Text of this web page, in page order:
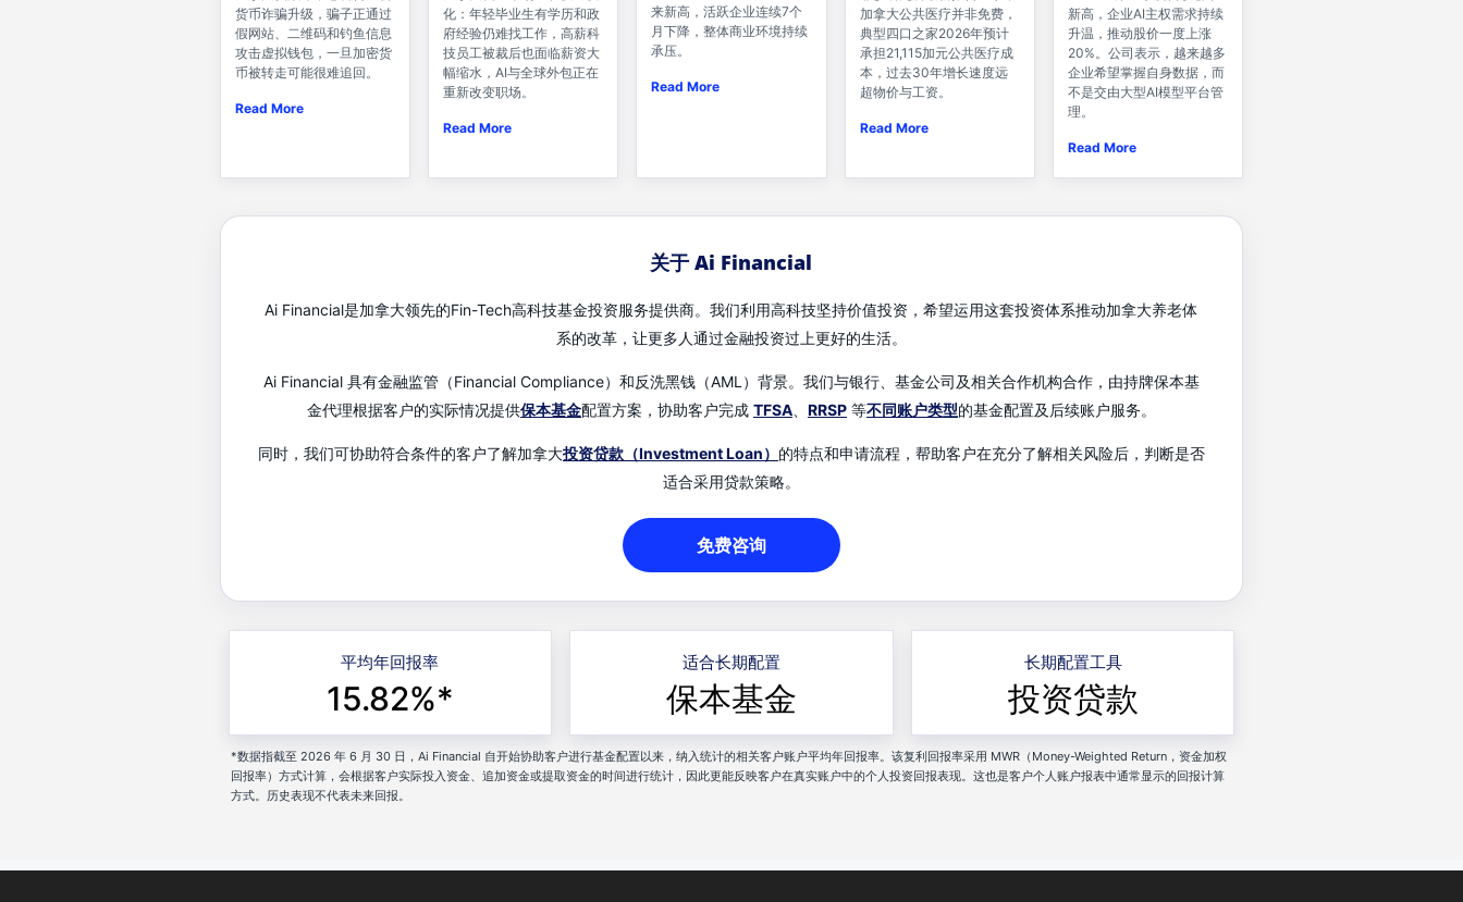
货币诈骗升级，骗子正通过
假网站、二维码和钓鱼信息
攻击虚拟钱包，一旦加密货
币被转走可能很难追回。
Read More
化：年轻毕业生有学历和政
府经验仍难找工作，高薪科
技员工被裁后也面临薪资大
幅缩水，AI与全球外包正在
重新改变职场。
Read More
来新高，活跃企业连续7个
月下降，整体商业环境持续
承压。
Read More
加拿大公共医疗并非免费，
典型四口之家2026年预计
承担21,115加元公共医疗成
本，过去30年增长速度远
超物价与工资。
Read More
新高，企业AI主权需求持续
升温，推动股价一度上涨
20%。公司表示，越来越多
企业希望掌握自身数据，而
不是交由大型AI模型平台管
理。
Read More
关于 Ai Financial
Ai Financial是加拿大领先的Fin-Tech高科技基金投资服务提供商。我们利用高科技坚持价值投资，希望运用这套投资体系推动加拿大养老体
系的改革，让更多人通过金融投资过上更好的生活。
Ai Financial 具有金融监管（Financial Compliance）和反洗黑钱（AML）背景。我们与银行、基金公司及相关合作机构合作，由持牌保本基
金代理根据客户的实际情况提供保本基金配置方案，协助客户完成 TFSA、 RRSP等不同账户类型的基金配置及后续账户服务。
同时，我们可协助符合条件的客户了解加拿大投资贷款（Investment Loan） 的特点和申请流程，帮助客户在充分了解相关风险后，判断是否
适合采用贷款策略。
免费咨询
平均年回报率
15.82%*
适合长期配置
保本基金
长期配置工具
投资贷款
*数据指截至 2026 年 6 月 30 日，Ai Financial 自开始协助客户进行基金配置以来，纳入统计的相关客户账户平均年回报率。该复利回报率采用 MWR（Money-Weighted Return，资金加权
回报率）方式计算，会根据客户实际投入资金、追加资金或提取资金的时间进行统计，因此更能反映客户在真实账户中的个人投资回报表现。这也是客户个人账户报表中通常显示的回报计算
方式。历史表现不代表未来回报。